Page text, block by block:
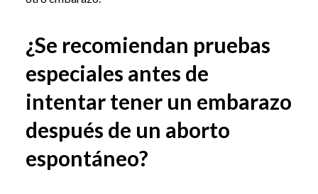
¿Se recomiendan pruebas
especiales antes de
intentar tener un embarazo
después de un aborto
espontáneo?